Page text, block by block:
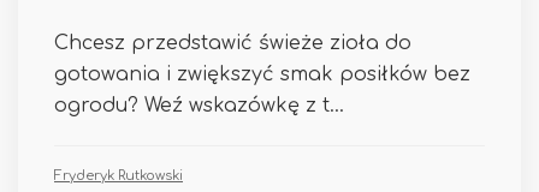
Chcesz przedstawić świeże zioła do
gotowania i zwiększyć smak posiłków bez
ogrodu? Weź wskazówkę z t...
Fryderyk Rutkowski